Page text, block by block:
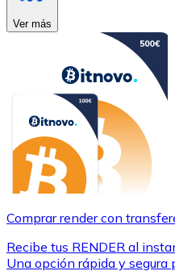
Ver más
Comprar render con
Recibe tus RENDER al
Una opción rápida y segura